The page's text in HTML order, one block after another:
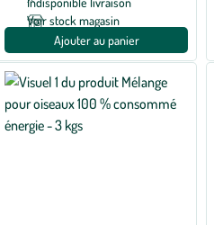
Voir stock magasin
Ajouter au panier